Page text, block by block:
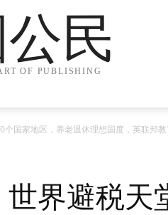
民
OF PUBLISHING
国家地区，养老退休理想国度，英联邦
界避税天